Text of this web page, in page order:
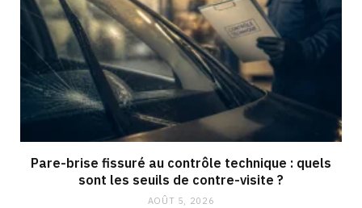
Pare-brise fissuré au contrôle technique : quels
sont les seuils de contre-visite ?
AOÛT 5, 2026